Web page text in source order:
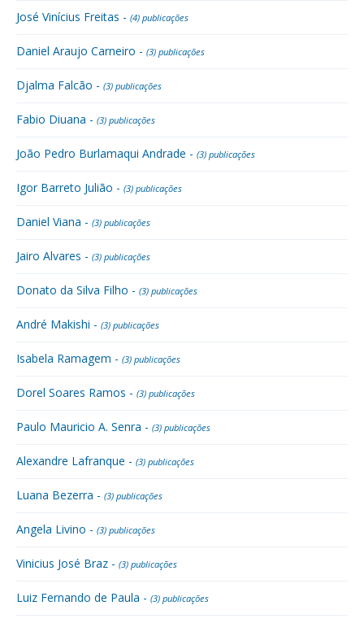
José Vinícius Freitas - (4) publicações
Daniel Araujo Carneiro - (3) publicações
Djalma Falcão - (3) publicações
Fabio Diuana - (3) publicações
João Pedro Burlamaqui Andrade - (3) publicações
Igor Barreto Julião - (3) publicações
Daniel Viana - (3) publicações
Jairo Alvares - (3) publicações
Donato da Silva Filho - (3) publicações
André Makishi - (3) publicações
Isabela Ramagem - (3) publicações
Dorel Soares Ramos - (3) publicações
Paulo Mauricio A. Senra - (3) publicações
Alexandre Lafranque - (3) publicações
Luana Bezerra - (3) publicações
Angela Livino - (3) publicações
Vinicius José Braz - (3) publicações
Luiz Fernando de Paula - (3) publicações